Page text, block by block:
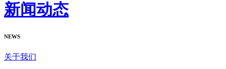
新闻动态
NEWS
关于我们